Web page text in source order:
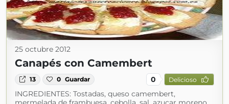
25 octubre 2012
Canapés con Camembert
13 0 Guardar 0 Delicioso
INGREDIENTES: Tostadas, queso camembert,